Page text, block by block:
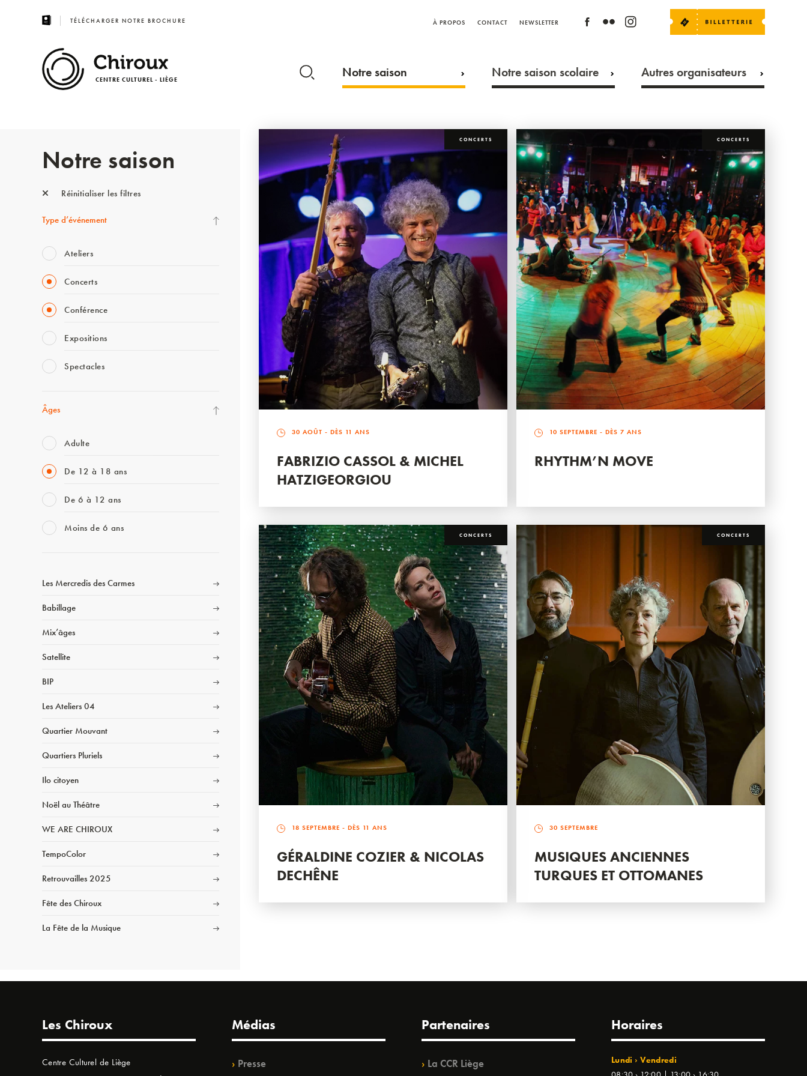
TÉLÉCHARGER NOTRE BROCHURE À PROPOS CONTACT NEWSLETTER
CENTRE CULTUREL - LIÈGE Notre saison Notre saison scolaire Autres organisateurs
Notre saison
Réinitialiser les filtres
Type d’événement
Ateliers
Concerts
Conférence
Expositions
Spectacles
Âges
Adulte
De 12 à 18 ans
De 6 à 12 ans
Moins de 6 ans
Les Mercredis des Carmes
Babillage
Mix’âges
Satellite
BIP
Les Ateliers 04
Quartier Mouvant
Quartiers Pluriels
Ilo citoyen
Noël au Théâtre
WE ARE CHIROUX
TempoColor
Retrouvailles 2025
Fête des Chiroux
La Fête de la Musique
CONCERTS
30 AOÛT - DÈS 11 ANS
FABRIZIO CASSOL & MICHEL
HATZIGEORGIOU
CONCERTS
10 SEPTEMBRE - DÈS 7 ANS
RHYTHM’N MOVE
CONCERTS
18 SEPTEMBRE - DÈS 11 ANS
GÉRALDINE COZIER & NICOLAS
DECHÊNE
CONCERTS
30 SEPTEMBRE
MUSIQUES ANCIENNES
TURQUES ET OTTOMANES
Les Chiroux
Centre Culturel de Liège
Médias
Presse
Partenaires
La CCR Liège
Horaires
Lundi › Vendredi